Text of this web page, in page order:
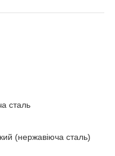
сталь
(нержавіюча сталь)